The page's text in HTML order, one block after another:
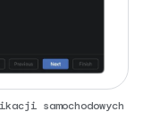
samochodowych